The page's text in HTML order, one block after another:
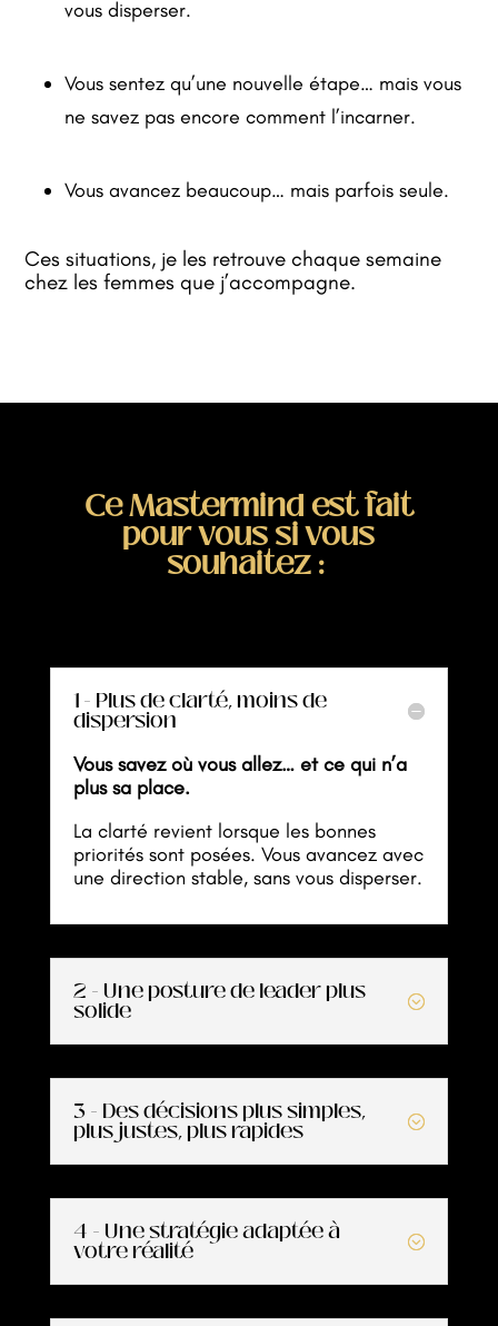
vous disperser.
Vous sentez qu’une nouvelle étape… mais vous
ne savez pas encore comment l’incarner.
Vous avancez beaucoup… mais parfois seule.
Ces situations, je les retrouve chaque semaine
chez les femmes que j’accompagne.
Ce Mastermind est fait
pour vous si vous
souhaitez :
1 - Plus de clarté, moins de
dispersion
Vous savez où vous allez… et ce qui n’a
plus sa place.
La clarté revient lorsque les bonnes
priorités sont posées. Vous avancez avec
une direction stable, sans vous disperser.
2 - Une posture de leader plus
solide
3 - Des décisions plus simples,
plus justes, plus rapides
4 - Une stratégie adaptée à
votre réalité